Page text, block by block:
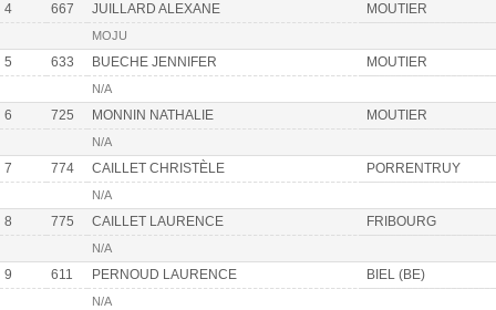
4 667 JUILLARD ALEXANE MOUTIER
MOJU
5 633 BUECHE JENNIFER MOUTIER
N/A
6 725 MONNIN NATHALIE MOUTIER
N/A
7 774 CAILLET CHRISTÈLE PORRENTRUY
N/A
8 775 CAILLET LAURENCE FRIBOURG
N/A
9 611 PERNOUD LAURENCE BIEL (BE)
N/A